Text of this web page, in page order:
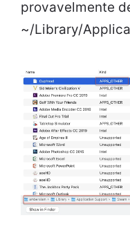
provavelmente
~/Library/